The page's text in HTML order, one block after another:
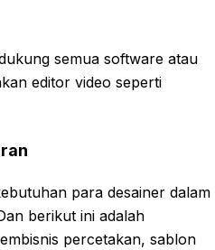
semua software atau
editor video seperti
para desainer dalam
berikut ini adalah
percetakan, sablon